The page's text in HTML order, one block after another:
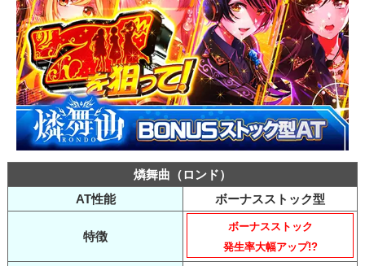
燐舞曲（ロンド）
AT性能
ボーナスストック型
特徴
ボーナスストック
発生率大幅アップ!?